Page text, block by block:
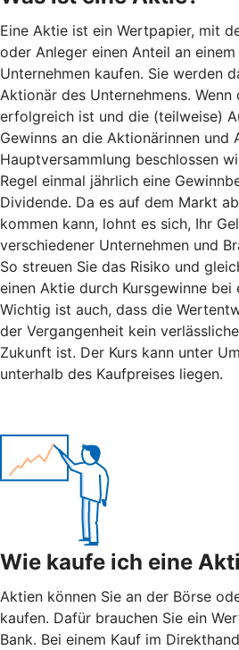
Eine Aktie ist ein Wertpapier, mit
oder Anleger einen Anteil an
Unternehmen kaufen. Sie werden
Aktionär des Unternehmens. Wenn
erfolgreich ist und die (teilweise)
Gewinns an die Aktionärinnen und
Hauptversammlung beschlossen
Regel einmal jährlich eine
Dividende. Da es auf dem Markt
kommen kann, lohnt es sich, Ihr
verschiedener Unternehmen und
So streuen Sie das Risiko und
einen Aktie durch Kursgewinne bei
Wichtig ist auch, dass die
der Vergangenheit kein
Zukunft ist. Der Kurs kann unter
unterhalb des Kaufpreises liegen.
Wie kaufe ich eine
Aktien können Sie an der Börse
kaufen. Dafür brauchen Sie ein
Bank. Bei einem Kauf im